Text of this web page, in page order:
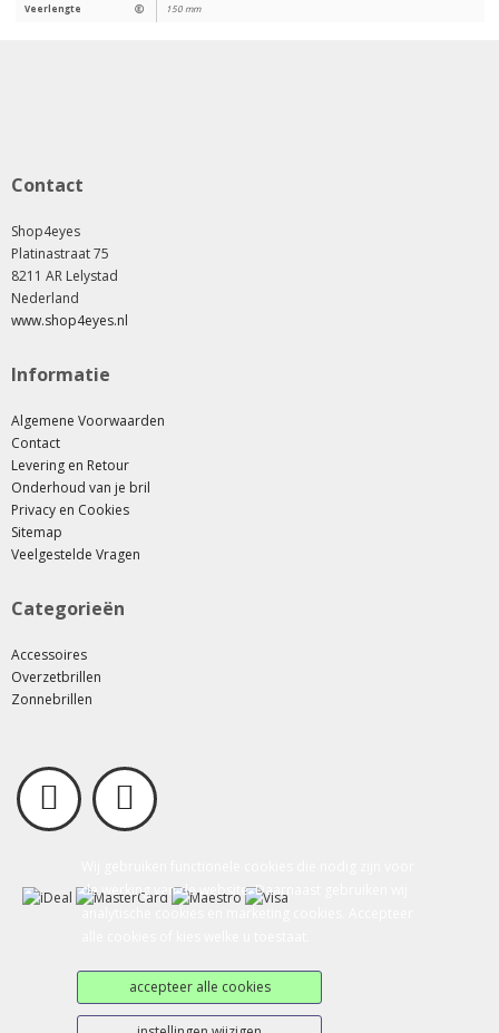
de werking van de website. Daarnaast gebruiken wij
accepteer alle cookies
Veerlengte Ⓔ 150 mm
Contact
Shop4eyes
Platinastraat 75
8211 AR Lelystad
Nederland
www.shop4eyes.nl
Informatie
Algemene Voorwaarden
Contact
Levering en Retour
Onderhoud van je bril
Privacy en Cookies
Sitemap
Veelgestelde Vragen
Categorieën
Accessoires
Overzetbrillen
Zonnebrillen